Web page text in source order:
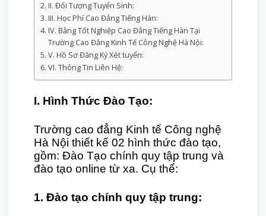
II. Đối Tượng Tuyển Sinh:
III. Học Phí Cao Đẳng Tiếng Hàn:
IV. Bằng Tốt Nghiệp Cao Đẳng Tiếng Hàn Tại
Trường Cao Đẳng Kinh Tế Công Nghệ Hà Nội:
V. Hồ Sơ Đăng Ký Xét tuyển:
VI. Thông Tin Liên Hệ:
I. Hình Thức Đào Tạo:
Trường cao đẳng Kinh tế Công nghệ
Hà Nội thiết kế 02 hình thức đào tạo,
gồm: Đào Tạo chính quy tập trung và
đào tạo online từ xa. Cụ thể:
1. Đào tạo chính quy tập trung: